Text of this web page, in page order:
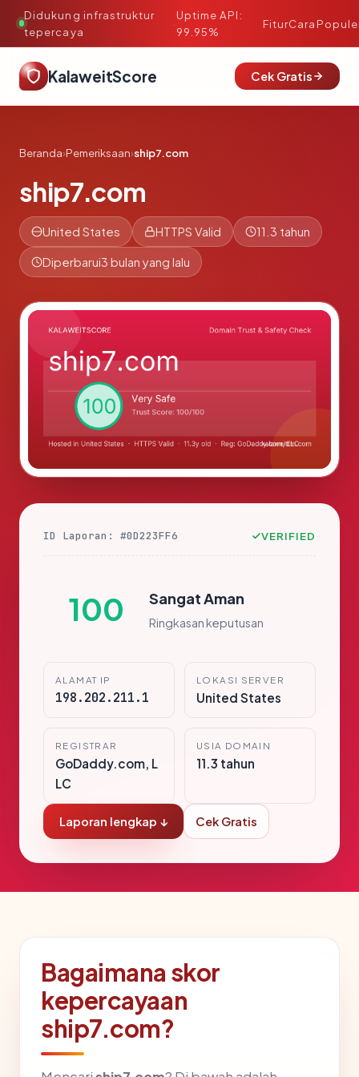
Didukung infrastruktur
tepercaya
·
Uptime API:
99.95%
FiturCara
KalaweitScore Cek Gratis
Beranda›Pemeriksaan›ship7.com
ship7.com
United States HTTPS Valid 11.3 tahun
Diperbarui3 bulan yang lalu
ID Laporan: #0D223FF6 VERIFIED
100 Sangat Aman
Ringkasan keputusan
ALAMAT IP
198.202.211.1
LOKASI SERVER
United States
REGISTRAR
GoDaddy.com, L
LC
USIA DOMAIN
11.3 tahun
Laporan lengkap ↓ Cek Gratis
Bagaimana skor
kepercayaan
ship7.com?